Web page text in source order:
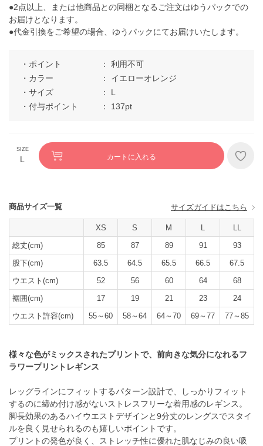
●2点以上、または他商品との同梱となるご注文はゆうパックでの
お届けとなります。
●代金引換をご希望の場合、ゆうパックにてお届けいたします。
ポイント
利用不可
カラー
イエローオレンジ
サイズ
L
付与ポイント
137pt
L カートに入れる
商品サイズ一覧 サイズガイドはこちら
XS S M L
LL
総丈(cm)
85 87 89 91
93
股下(cm)
63.5 64.5 65.5 66.5
67.5
ウエスト(cm)
52 56 60 64
68
裾囲(cm)
17 19 21 23
24
ウエスト許容(cm)
55～60 58～64 64～70 69～77 77～85
様々な色がミックスされたプリントで、前向きな気分になれるフ
ラワープリントレギンス
レッグラインにフィットするパターン設計で、しっかりフィット
するのに締め付け感がないストレスフリーな着用感のレギンス。
脚長効果のあるハイウエストデザインと9分丈のレングスでスタイ
ルを良く見せられるのも嬉しいポイントです。
プリントの発色が良く、ストレッチ性に優れた肌なじみの良い吸